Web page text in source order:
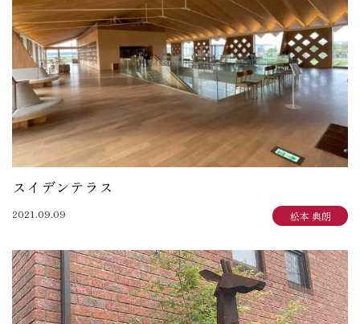
スイデンテラス
2021.09.09 松本 典朗